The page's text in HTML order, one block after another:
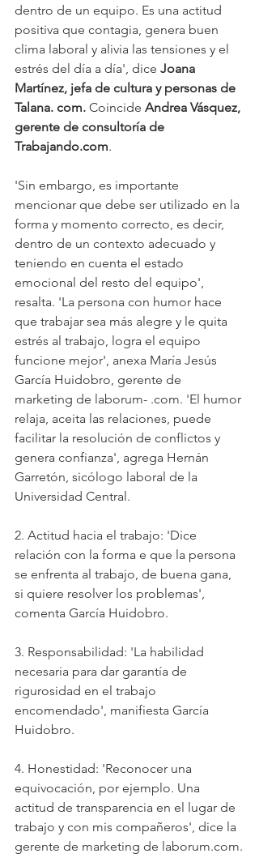
dentro de un equipo. Es una actitud
positiva que contagia, genera buen
clima laboral y alivia las tensiones y el
estrés del día a día', dice Joana
Martínez, jefa de cultura y personas de
Talana. com. Coincide Andrea Vásquez,
gerente de consultoría de
Trabajando.com.
'Sin embargo, es importante
mencionar que debe ser utilizado en la
forma y momento correcto, es decir,
dentro de un contexto adecuado y
teniendo en cuenta el estado
emocional del resto del equipo',
resalta. 'La persona con humor hace
que trabajar sea más alegre y le quita
estrés al trabajo, logra el equipo
funcione mejor', anexa María Jesús
García Huidobro, gerente de
marketing de laborum- .com. 'El humor
relaja, aceita las relaciones, puede
facilitar la resolución de conflictos y
genera confianza', agrega Hernán
Garretón, sicólogo laboral de la
Universidad Central.
2. Actitud hacia el trabajo: 'Dice
relación con la forma e que la persona
se enfrenta al trabajo, de buena gana,
si quiere resolver los problemas',
comenta García Huidobro.
3. Responsabilidad: 'La habilidad
necesaria para dar garantía de
rigurosidad en el trabajo
encomendado', manifiesta García
Huidobro.
4. Honestidad: 'Reconocer una
equivocación, por ejemplo. Una
actitud de transparencia en el lugar de
trabajo y con mis compañeros', dice la
gerente de marketing de laborum.com.